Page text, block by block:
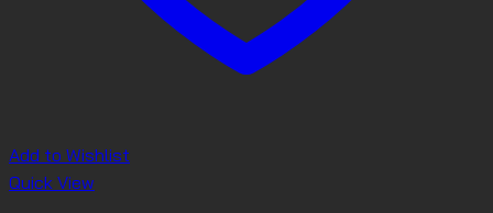
Add to Wishlist
Quick View